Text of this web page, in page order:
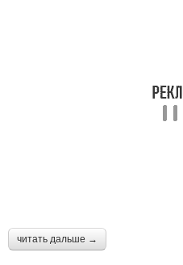
читать дальше →